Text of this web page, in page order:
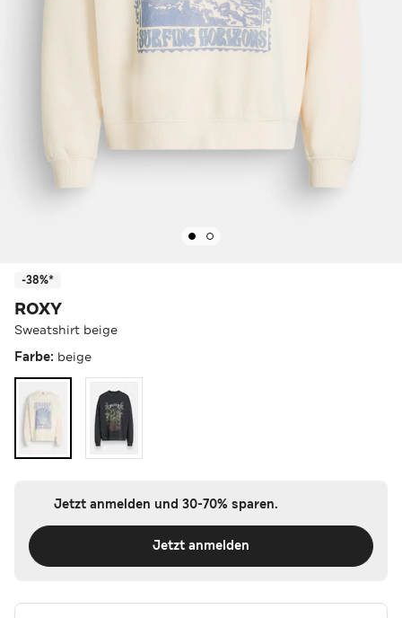
-38%*
ROXY
Sweatshirt beige
Farbe: beige
Jetzt anmelden und 30-70% sparen.
Jetzt anmelden